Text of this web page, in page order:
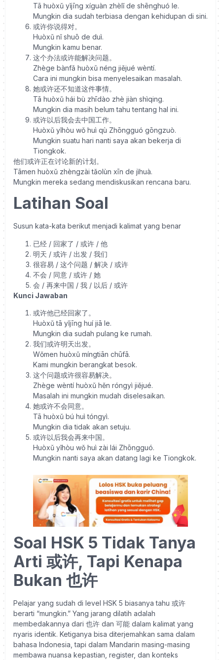
Tā huòxǔ yǐjīng xíguàn zhèlǐ de shēnghuó le.
Mungkin dia sudah terbiasa dengan kehidupan di sini.
或许你说得对。
Huòxǔ nǐ shuō de duì.
Mungkin kamu benar.
这个办法或许能解决问题。
Zhège bànfǎ huòxǔ néng jiějué wèntí.
Cara ini mungkin bisa menyelesaikan masalah.
她或许还不知道这件事情。
Tā huòxǔ hái bù zhīdào zhè jiàn shìqing.
Mungkin dia masih belum tahu tentang hal ini.
或许以后我会去中国工作。
Huòxǔ yǐhòu wǒ huì qù Zhōngguó gōngzuò.
Mungkin suatu hari nanti saya akan bekerja di
Tiongkok.
他们或许正在讨论新的计划。
Tāmen huòxǔ zhèngzài tǎolùn xīn de jìhuà.
Mungkin mereka sedang mendiskusikan rencana baru.
Latihan Soal
Susun kata-kata berikut menjadi kalimat yang benar
已经 / 回家了 / 或许 / 他
明天 / 或许 / 出发 / 我们
很容易 / 这个问题 / 解决 / 或许
不会 / 同意 / 或许 / 她
会 / 再来中国 / 我 / 以后 / 或许
Kunci Jawaban
或许他已经回家了。
Huòxǔ tā yǐjīng huí jiā le.
Mungkin dia sudah pulang ke rumah.
我们或许明天出发。
Wǒmen huòxǔ míngtiān chūfā.
Kami mungkin berangkat besok.
这个问题或许很容易解决。
Zhège wèntí huòxǔ hěn róngyì jiějué.
Masalah ini mungkin mudah diselesaikan.
她或许不会同意。
Tā huòxǔ bú huì tóngyì.
Mungkin dia tidak akan setuju.
或许以后我会再来中国。
Huòxǔ yǐhòu wǒ huì zài lái Zhōngguó.
Mungkin nanti saya akan datang lagi ke Tiongkok.
Soal HSK 5 Tidak Tanya
Arti 或许, Tapi Kenapa
Bukan 也许
Pelajar yang sudah di level HSK 5 biasanya tahu 或许
berarti “mungkin.” Yang jarang dilatih adalah
membedakannya dari 也许 dan 可能 dalam kalimat yang
nyaris identik. Ketiganya bisa diterjemahkan sama dalam
bahasa Indonesia, tapi dalam Mandarin masing-masing
membawa nuansa kepastian, register, dan konteks